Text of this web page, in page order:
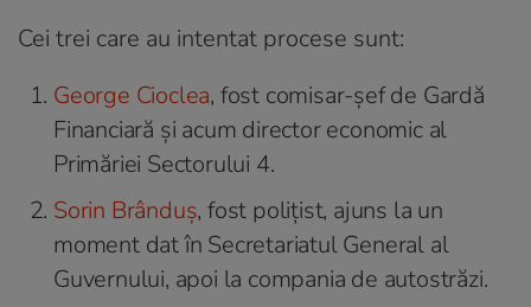
Cei trei care au intentat procese sunt:
George Cioclea, fost comisar-șef de Gardă
Financiară și acum director economic al
Primăriei Sectorului 4.
Sorin Brânduș, fost polițist, ajuns la un
moment dat în Secretariatul General al
Guvernului, apoi la compania de autostrăzi.